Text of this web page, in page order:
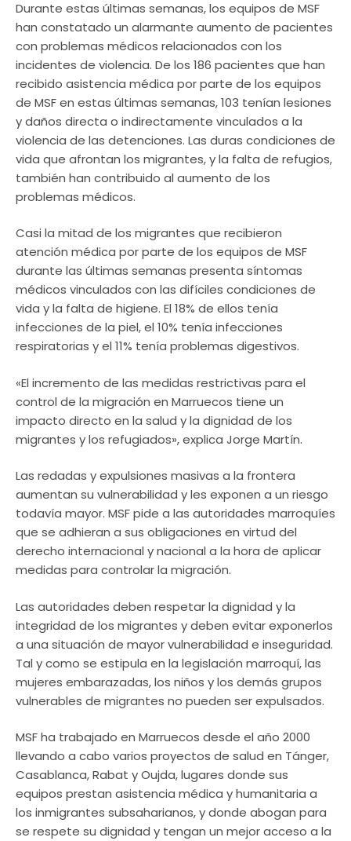
Durante estas últimas semanas, los equipos de MSF
han constatado un alarmante aumento de pacientes
con problemas médicos relacionados con los
incidentes de violencia. De los 186 pacientes que han
recibido asistencia médica por parte de los equipos
de MSF en estas últimas semanas, 103 tenían lesiones
y daños directa o indirectamente vinculados a la
violencia de las detenciones. Las duras condiciones de
vida que afrontan los migrantes, y la falta de refugios,
también han contribuido al aumento de los
problemas médicos.
Casi la mitad de los migrantes que recibieron
atención médica por parte de los equipos de MSF
durante las últimas semanas presenta síntomas
médicos vinculados con las difíciles condiciones de
vida y la falta de higiene. El 18% de ellos tenía
infecciones de la piel, el 10% tenía infecciones
respiratorias y el 11% tenía problemas digestivos.
«El incremento de las medidas restrictivas para el
control de la migración en Marruecos tiene un
impacto directo en la salud y la dignidad de los
migrantes y los refugiados», explica Jorge Martín.
Las redadas y expulsiones masivas a la frontera
aumentan su vulnerabilidad y les exponen a un riesgo
todavía mayor. MSF pide a las autoridades marroquíes
que se adhieran a sus obligaciones en virtud del
derecho internacional y nacional a la hora de aplicar
medidas para controlar la migración.
Las autoridades deben respetar la dignidad y la
integridad de los migrantes y deben evitar exponerlos
a una situación de mayor vulnerabilidad e inseguridad.
Tal y como se estipula en la legislación marroquí, las
mujeres embarazadas, los niños y los demás grupos
vulnerables de migrantes no pueden ser expulsados.
MSF ha trabajado en Marruecos desde el año 2000
llevando a cabo varios proyectos de salud en Tánger,
Casablanca, Rabat y Oujda, lugares donde sus
equipos prestan asistencia médica y humanitaria a
los inmigrantes subsaharianos, y donde abogan para
se respete su dignidad y tengan un mejor acceso a la